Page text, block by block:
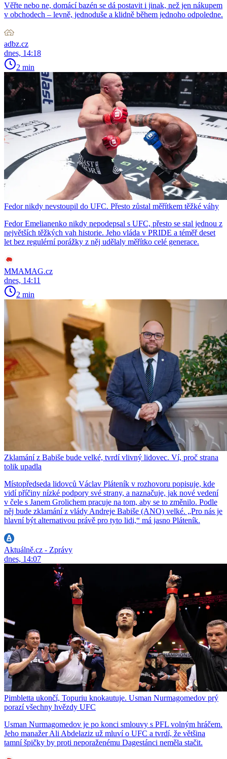
Věřte nebo ne, domácí bazén se dá postavit i jinak, než jen nákupem
v obchodech – levně, jednoduše a klidně během jednoho odpoledne.
adbz.cz
dnes, 14:18
2 min
Fedor nikdy nevstoupil do UFC. Přesto zůstal měřítkem těžké váhy
Fedor Emelianenko nikdy nepodepsal s UFC, přesto se stal jednou z
největších těžkých vah historie. Jeho vláda v PRIDE a téměř deset
let bez regulérní porážky z něj udělaly měřítko celé generace.
MMAMAG.cz
dnes, 14:11
2 min
Zklamání z Babiše bude velké, tvrdí vlivný lidovec. Ví, proč strana
tolik upadla
Místopředseda lidovců Václav Pláteník v rozhovoru popisuje, kde
vidí příčiny nízké podpory své strany, a naznačuje, jak nové vedení
v čele s Janem Grolichem pracuje na tom, aby se to změnilo. Podle
něj bude zklamání z vlády Andreje Babiše (ANO) velké. „Pro nás je
hlavní být alternativou právě pro tyto lidi,“ má jasno Pláteník.
Aktuálně.cz - Zprávy
dnes, 14:07
Pimbletta ukončí, Topuriu knokautuje. Usman Nurmagomedov prý
porazí všechny hvězdy UFC
Usman Nurmagomedov je po konci smlouvy s PFL volným hráčem.
Jeho manažer Ali Abdelaziz už mluví o UFC a tvrdí, že většina
tamní špičky by proti neporaženému Dagestánci neměla stačit.